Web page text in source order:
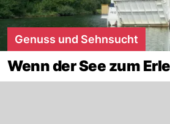
Genuss und Sehnsucht
Wenn der See zum